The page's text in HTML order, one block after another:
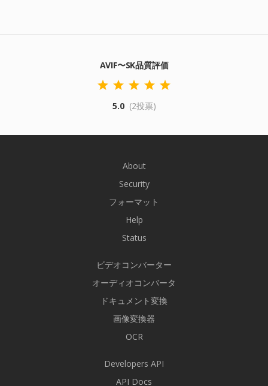
AVIF〜SK品質評価
5.0 (2投票)
About
Security
フォーマット
Help
Status
ビデオコンバーター
オーディオコンバータ
ドキュメント変換
画像変換器
OCR
Developers API
API Docs